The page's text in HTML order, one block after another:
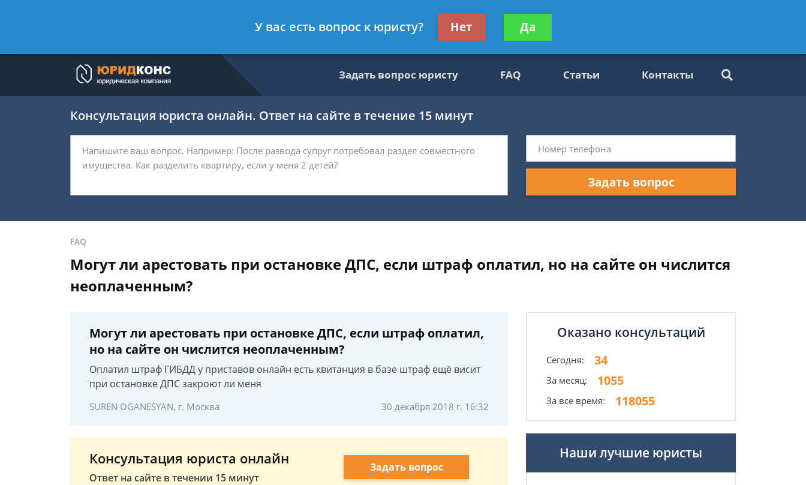
- Автоюрист, адвокат
Получите консультацию
бесплатно
Задать вопрос юристу FAQ Статьи Контакты
Консультация юриста онлайн. Ответ на сайте в течение 15 минут
Задать вопрос
FAQ
Могут ли арестовать при остановке ДПС, если штраф оплатил, но на сайте он числится
неоплаченным?
Могут ли арестовать при остановке ДПС, если штраф оплатил,
но на сайте он числится неоплаченным?
Оплатил штраф ГИБДД у приставов онлайн есть квитанция в базе штраф ещё висит
при остановке ДПС закроют ли меня
SUREN OGANESYAN, г. Москва 30 декабря 2018 г. 16:32
Консультация юриста онлайн
Ответ на сайте в течении 15 минут
Задать вопрос
Оказано консультаций
Сегодня: 34
За месяц: 1055
За все время: 118055
Наши лучшие юристы
У вас есть вопрос к юристу? Нет Да